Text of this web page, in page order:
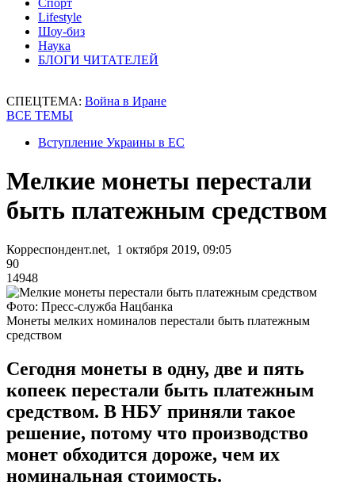
Спорт
Lifestyle
Шоу-биз
Наука
БЛОГИ ЧИТАТЕЛЕЙ
СПЕЦТЕМА: Война в Иране
ВСЕ ТЕМЫ
Вступление Украины в ЕС
Мелкие монеты перестали
быть платежным средством
Корреспондент.net, 1 октября 2019, 09:05
90
14948
Фото: Пресс-служба Нацбанка
Монеты мелких номиналов перестали быть платежным
средством
Сегодня монеты в одну, две и пять
копеек перестали быть платежным
средством. В НБУ приняли такое
решение, потому что производство
монет обходится дороже, чем их
номинальная стоимость.